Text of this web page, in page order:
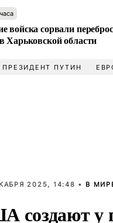
войска сорвали
Харьковской области
ПРЕЗИДЕНТ ПУТИН
2025, 14:48 • В
создают у